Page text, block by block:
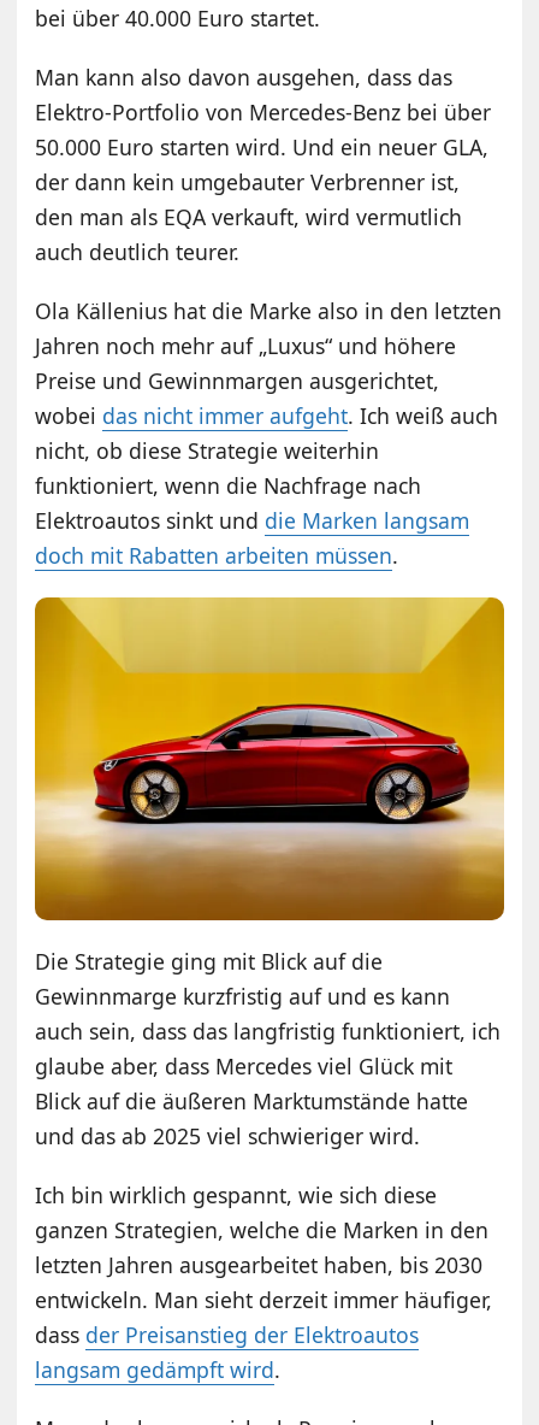
bei über 40.000 Euro startet.
Man kann also davon ausgehen, dass das
Elektro-Portfolio von Mercedes-Benz bei über
50.000 Euro starten wird. Und ein neuer GLA,
der dann kein umgebauter Verbrenner ist,
den man als EQA verkauft, wird vermutlich
auch deutlich teurer.
Ola Källenius hat die Marke also in den letzten
Jahren noch mehr auf „Luxus“ und höhere
Preise und Gewinnmargen ausgerichtet,
wobei das nicht immer aufgeht. Ich weiß auch
nicht, ob diese Strategie weiterhin
funktioniert, wenn die Nachfrage nach
Elektroautos sinkt und die Marken langsam
doch mit Rabatten arbeiten müssen.
Die Strategie ging mit Blick auf die
Gewinnmarge kurzfristig auf und es kann
auch sein, dass das langfristig funktioniert, ich
glaube aber, dass Mercedes viel Glück mit
Blick auf die äußeren Marktumstände hatte
und das ab 2025 viel schwieriger wird.
Ich bin wirklich gespannt, wie sich diese
ganzen Strategien, welche die Marken in den
letzten Jahren ausgearbeitet haben, bis 2030
entwickeln. Man sieht derzeit immer häufiger,
dass der Preisanstieg der Elektroautos
langsam gedämpft wird.